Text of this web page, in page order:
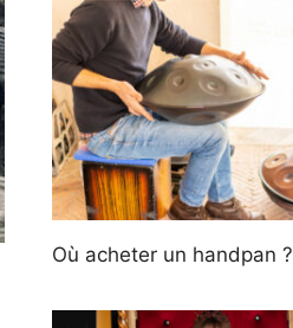
Où acheter un handpan ?